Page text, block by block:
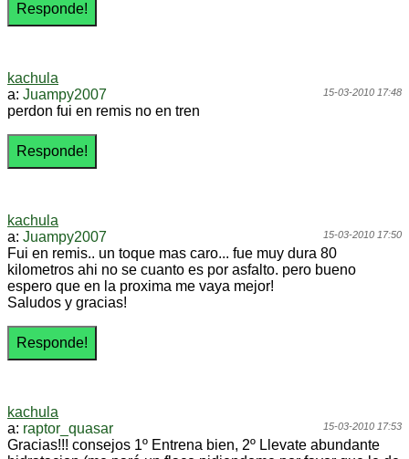
kachula
15-03-2010 17:48
a: Juampy2007
perdon fui en remis no en tren
kachula
15-03-2010 17:50
a: Juampy2007
Fui en remis.. un toque mas caro... fue muy dura 80
kilometros ahi no se cuanto es por asfalto. pero bueno
espero que en la proxima me vaya mejor!
Saludos y gracias!
kachula
15-03-2010 17:53
a: raptor_quasar
Gracias!!! consejos 1º Entrena bien, 2º Llevate abundante